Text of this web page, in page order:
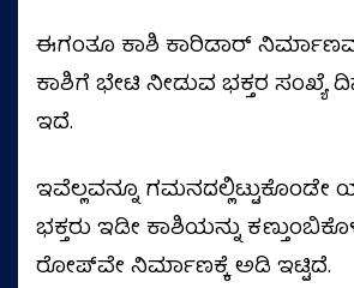
ಈಗಂತೂ ಕಾಶಿ ಕಾರಿಡಾರ್‌
ಕಾಶಿಗೆ ಭೇಟಿ ನೀಡುವ ಭಕ್ತರ ಸಂಖ್ಯೆ
ಇದೆ.
ಇವೆಲ್ಲವನ್ನೂ ಗಮನದಲ್ಲಿಟ್ಟುಕೊಂಡೇ
ಭಕ್ತರು ಇಡೀ ಕಾಶಿಯನ್ನು
ರೋಪ್‌ವೇ ನಿರ್ಮಾಣಕ್ಕೆ ಅಡಿ ಇಟ್ಟಿದೆ.